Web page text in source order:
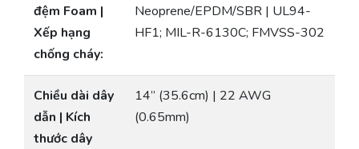
đệm Foam |
Xếp hạng
chống cháy:
Neoprene/EPDM/SBR | UL94-
HF1; MIL-R-6130C; FMVSS-302
Chiều dài dây
dẫn | Kích
thước dây
14” (35.6cm) | 22 AWG
(0.65mm)